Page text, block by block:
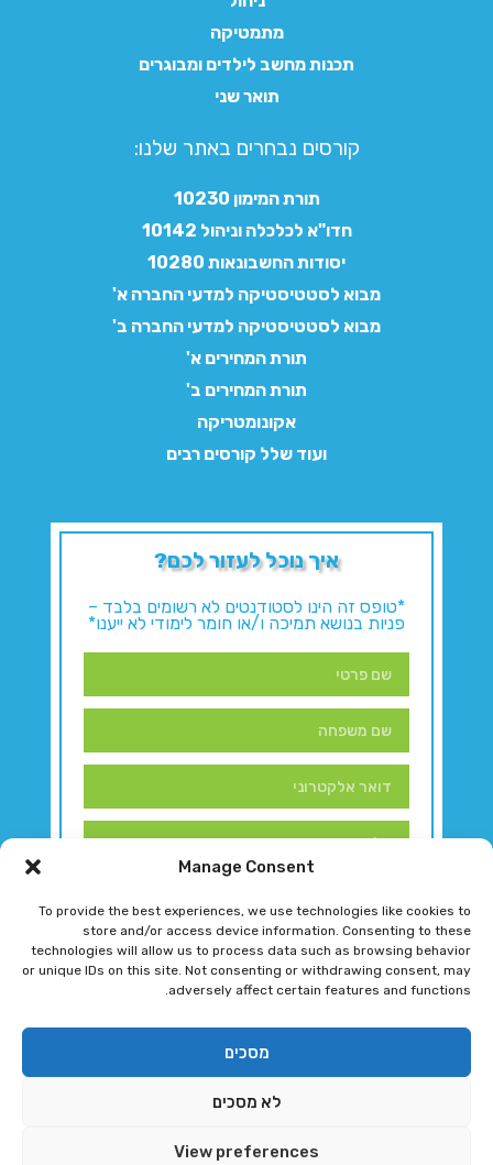
Manage Consent
To provide the best experiences, we use technologies like cookies to
store and/or access device information. Consenting to these
technologies will allow us to process data such as browsing behavior
or unique IDs on this site. Not consenting or withdrawing consent, may
adversely affect certain features and functions.
מסכים
לא מסכים
View preferences
מתמטיקה
תכנות מחשב לילדים ומבוגרים
תואר שני
קורסים נבחרים באתר שלנו:​
תורת המימון 10230
חדו"א לכלכלה וניהול 10142
יסודות החשבונאות 10280
מבוא לסטטיסטיקה למדעי החברה א'
מבוא לסטטיסטיקה למדעי החברה ב'
תורת המחירים א'
תורת המחירים ב'
אקונומטריקה
ועוד שלל קורסים רבים
איך נוכל לעזור לכם?
*טופס זה הינו לסטודנטים לא רשומים בלבד –
פניות בנושא תמיכה ו/או חומר לימודי לא ייענו*